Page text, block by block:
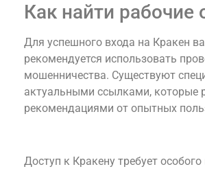
Как найти рабочие
Для успешного входа на Кракен
рекомендуется использовать
мошенничества. Существуют
актуальными ссылками, которые
рекомендациями от опытных
Доступ к Кракену требует